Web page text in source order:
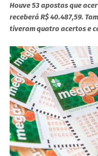
Houve 53 apostas que
receberá R$ 40.487,59.
tiveram quatro acertos e